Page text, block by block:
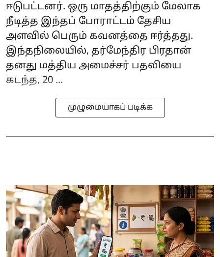
ஈடுபட்டனர். ஒரு மாதத்திற்கும் மேலாக
நீடித்த இந்தப் போராட்டம் தேசிய
அளவில் பெரும் கவனத்தை ஈர்த்தது.
இந்தநிலையில், தர்மேந்திர பிரதான்
தனது மத்திய அமைச்சர் பதவியை
கடந்த, 20 ...
முழுமையாகப் படிக்க